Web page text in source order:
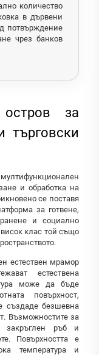
количество
в дървени
потвърждение
чрез банков
остров за
търговски
и обработка на
се поставя
за готвене,
и социално
клас той също
естествен мрамор
естествена
може да бъде
повърхност,
създаде безшевна
Възможностите за
закръглен ръб и
Повърхността е
температура и